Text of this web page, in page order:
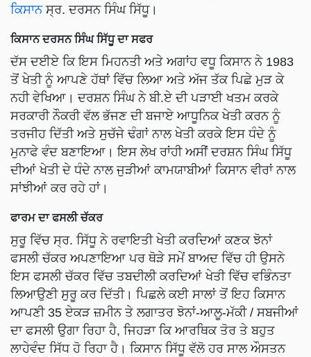
ਕਿਸਾਨਸ੍ਰ. ਦਰਸਨ ਸਿੰਘ ਸਿੱਧੂ।
ਕਿਸਾਨ ਦਰਸਨ ਸਿੰਘ ਸਿੱਧੂ ਦਾ ਸਫਰ
ਦੱਸ ਦਈਏ ਕਿ ਇਸ ਮਿਹਨਤੀ ਅਤੇ ਅਗਾਂਹ ਵਧੂ ਕਿਸਾਨ ਨੇ 1983
ਤੋਂ ਖੇਤੀ ਨੂੰ ਆਪਣੇ ਹੱਥਾਂ ਵਿੱਚ ਲਿਆ ਅਤੇ ਅੱਜ ਤੱਕ ਪਿਛੇ ਮੁੜ ਕੇ
ਨਹੀ ਵੇਖਿਆ। ਦਰਸ਼ਨ ਸਿੰਘ ਨੇ ਬੀ.ਏ ਦੀ ਪੜਾਈ ਖਤਮ ਕਰਕੇ
ਸਰਕਾਰੀ ਨੌਕਰੀ ਵੱਲ ਭੱਜਣ ਦੀ ਬਜਾਏ ਆਧੂਨਿਕ ਖੇਤੀ ਕਰਨ ਨੂੰ
ਤਰਜੀਹ ਦਿੱਤੀ ਅਤੇ ਸੁਚੱਜੇ ਢੰਗਾਂ ਨਾਲ ਖੇਤੀ ਕਰਕੇ ਇਸ ਧੰਦੇ ਨੂੰ
ਮੁਨਾਫੇ ਵੰਦ ਬਣਾਇਆ। ਇਸ ਲੇਖ ਰਾਂਹੀ ਅਸੀਂ ਦਰਸ਼ਨ ਸਿੰਘ ਸਿੱਧੂ
ਦੀਆਂ ਖੇਤੀ ਦੇ ਧੰਦੇ ਨਾਲ ਜੁੜੀਆਂ ਕਾਮਯਾਬੀਆਂ ਕਿਸਾਨ ਵੀਰਾਂ ਨਾਲ
ਸਾਂਝੀਆਂ ਕਰ ਰਹੇ ਹਾਂ।
ਫਾਰਮ ਦਾ ਫਸਲੀ ਚੱਕਰ
ਸੁਰੂ ਵਿੱਚ ਸ੍ਰ. ਸਿੱਧੂ ਨੇ ਰਵਾਇਤੀ ਖੇਤੀ ਕਰਦਿਆਂ ਕਣਕ ਝੋਨਾਂ
ਫਸਲੀ ਚੱਕਰ ਅਪਣਾਇਆ ਪਰ ਥੋੜੇ ਸਮੇਂ ਬਾਅਦ ਵਿੱਚ ਹੀ ਉਸਨੇ
ਇਸ ਫਸਲੀ ਚੱਕਰ ਵਿੱਚ ਤਬਦੀਲੀ ਕਰਦਿਆਂ ਖੇਤੀ ਵਿੱਚ ਵਭਿੰਨਤਾ
ਲਿਆਉਣੀ ਸੁਰੂ ਕਰ ਦਿੱਤੀ। ਪਿਛਲੇ ਕਈ ਸਾਲਾਂ ਤੋਂ ਇਹ ਕਿਸਾਨ
ਆਪਣੀ 35 ਏਕੜ ਜ਼ਮੀਨ ਤੇ ਲਗਾਤਰ ਝੋਨਾਂ-ਆਲੂ-ਮੱਕੀ / ਸਬਜੀਆਂ
ਦਾ ਫਸਲੀ ਉਗਾ ਰਿਹਾ ਹੈ, ਜਿਹੜਾ ਕਿ ਆਰਥਿਕ ਤੋਰ ਤੇ ਬਹੁਤ
ਲਾਹੇਵੰਦ ਸਿੱਧ ਹੋ ਰਿਹਾ ਹੈ। ਕਿਸਾਨ ਸਿੱਧੂ ਵੱਲੋ ਹਰ ਸਾਲ ਔਸਤਨ